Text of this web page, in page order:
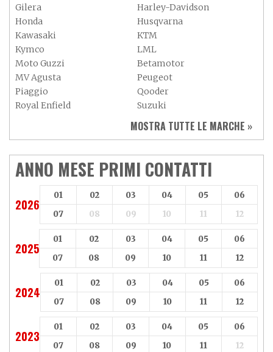
Gilera
Harley-Davidson
Honda
Husqvarna
Kawasaki
KTM
Kymco
LML
Moto Guzzi
Betamotor
MV Agusta
Peugeot
Piaggio
Qooder
Royal Enfield
Suzuki
Triumph
Yamaha
Aeon
Aspes
Axy
Baotian
MOSTRA TUTTE LE MARCHE »
ANNO MESE PRIMI CONTATTI
2026
01 02 03 04 05
06
07
08 09 10 11 12
2025
01 02 03 04 05
06
07
08 09 10 11 12
2024
01 02 03 04 05
06
07
08 09 10 11 12
2023
01 02 03 04 05
06
07
08 09 10 11 12